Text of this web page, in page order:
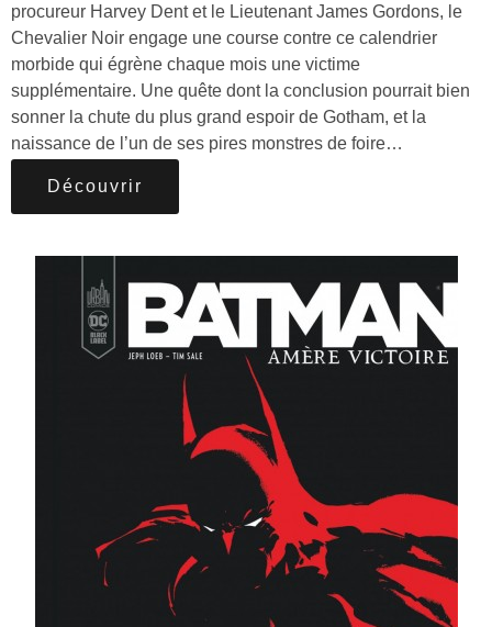
procureur Harvey Dent et le Lieutenant James Gordons, le
Chevalier Noir engage une course contre ce calendrier
morbide qui égrène chaque mois une victime
supplémentaire. Une quête dont la conclusion pourrait bien
sonner la chute du plus grand espoir de Gotham, et la
naissance de l’un de ses pires monstres de foire…
Découvrir